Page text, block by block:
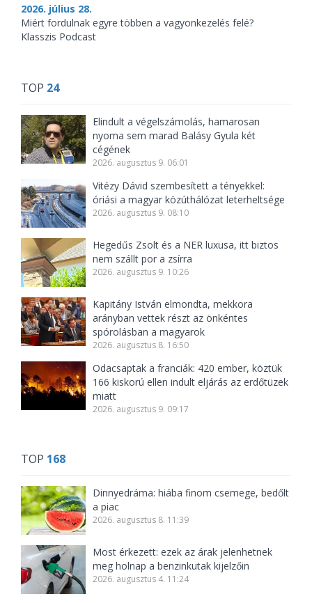
2026. július 28.
Miért fordulnak egyre többen a vagyonkezelés felé?
Klasszis Podcast
TOP 24
Elindult a végelszámolás, hamarosan
nyoma sem marad Balásy Gyula két
cégének
2026. augusztus 9. 06:01
Vitézy Dávid szembesített a tényekkel:
óriási a magyar közúthálózat leterheltsége
2026. augusztus 9. 08:10
Hegedűs Zsolt és a NER luxusa, itt biztos
nem szállt por a zsírra
2026. augusztus 9. 10:26
Kapitány István elmondta, mekkora
arányban vettek részt az önkéntes
spórolásban a magyarok
2026. augusztus 8. 16:50
Odacsaptak a franciák: 420 ember, köztük
166 kiskorú ellen indult eljárás az erdőtüzek
miatt
2026. augusztus 9. 09:17
TOP 168
Dinnyedráma: hiába finom csemege, bedőlt
a piac
2026. augusztus 8. 11:39
Most érkezett: ezek az árak jelenhetnek
meg holnap a benzinkutak kijelzőin
2026. augusztus 4. 11:24